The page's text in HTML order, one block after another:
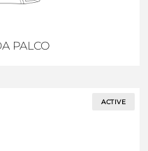
PALCO
ACTIVE